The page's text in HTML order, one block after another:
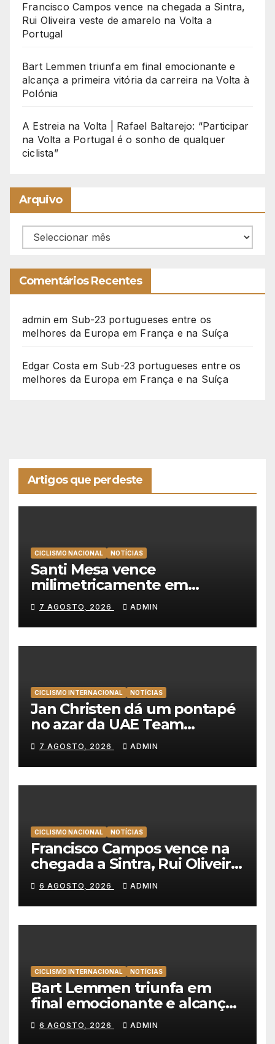
Francisco Campos vence na chegada a Sintra,
Rui Oliveira veste de amarelo na Volta a
Portugal
Bart Lemmen triunfa em final emocionante e
alcança a primeira vitória da carreira na Volta à
Polónia
A Estreia na Volta | Rafael Baltarejo: “Participar
na Volta a Portugal é o sonho de qualquer
ciclista”
Arquivo
Arquivo
Comentários Recentes
admin em Sub-23 portugueses entre os
melhores da Europa em França e na Suíça
Edgar Costa em Sub-23 portugueses entre os
melhores da Europa em França e na Suíça
Artigos que perdeste
CICLISMO NACIONAL NOTÍCIAS
Santi Mesa vence
milimetricamente em
Albufeira, Rui Oliveira
mantém a amarela da Volta a
Portugal
7 AGOSTO, 2026 ADMIN
CICLISMO INTERNACIONAL NOTÍCIAS
Jan Christen dá um pontapé
no azar da UAE Team
Emirates e vence na Volta a
Polónia
7 AGOSTO, 2026 ADMIN
CICLISMO NACIONAL NOTÍCIAS
Francisco Campos vence na
chegada a Sintra, Rui Oliveira
veste de amarelo na Volta a
Portugal
6 AGOSTO, 2026 ADMIN
CICLISMO INTERNACIONAL NOTÍCIAS
Bart Lemmen triunfa em
final emocionante e alcança
a primeira vitória da carreira
na Volta à Polónia
6 AGOSTO, 2026 ADMIN